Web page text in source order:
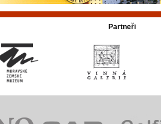
Partneři